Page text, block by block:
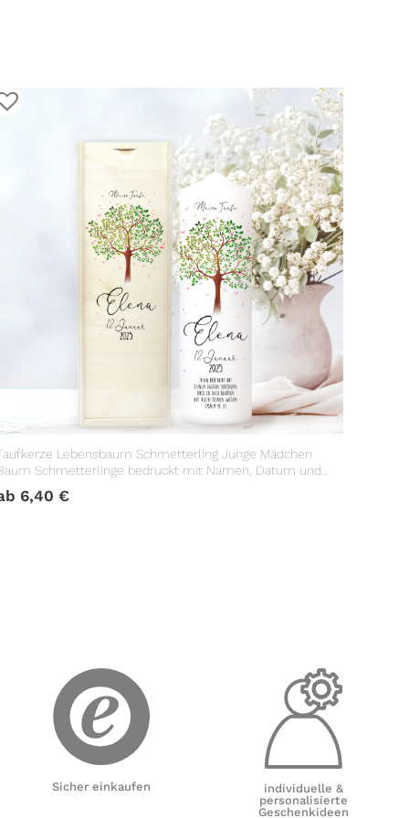
Lebensbaum Schmetterling Junge Mädchen
Schmetterlinge bedruckt mit Namen, Datum und
Taufspruch
6,40 €
Sicher einkaufen
individuelle &
personalisierte
Geschenkideen